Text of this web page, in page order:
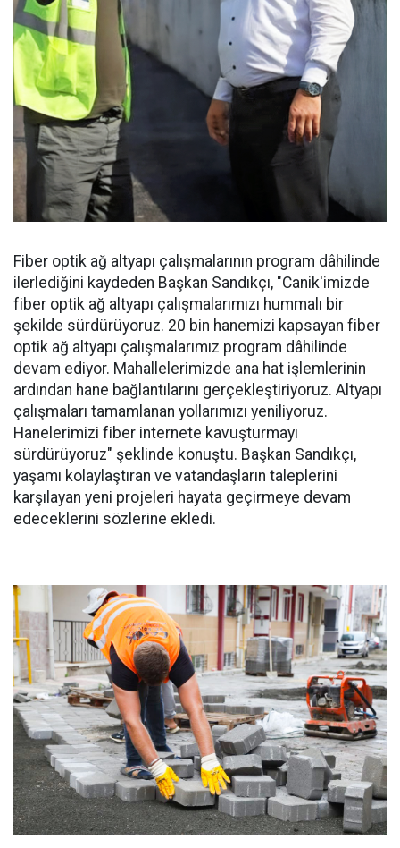
Fiber optik ağ altyapı çalışmalarının program dâhilinde
ilerlediğini kaydeden Başkan Sandıkçı, "Canik'imizde
fiber optik ağ altyapı çalışmalarımızı hummalı bir
şekilde sürdürüyoruz. 20 bin hanemizi kapsayan fiber
optik ağ altyapı çalışmalarımız program dâhilinde
devam ediyor. Mahallelerimizde ana hat işlemlerinin
ardından hane bağlantılarını gerçekleştiriyoruz. Altyapı
çalışmaları tamamlanan yollarımızı yeniliyoruz.
Hanelerimizi fiber internete kavuşturmayı
sürdürüyoruz" şeklinde konuştu. Başkan Sandıkçı,
yaşamı kolaylaştıran ve vatandaşların taleplerini
karşılayan yeni projeleri hayata geçirmeye devam
edeceklerini sözlerine ekledi.